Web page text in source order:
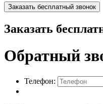
Заказать бесплатный звонок
Заказать
Обратный
Телефон: